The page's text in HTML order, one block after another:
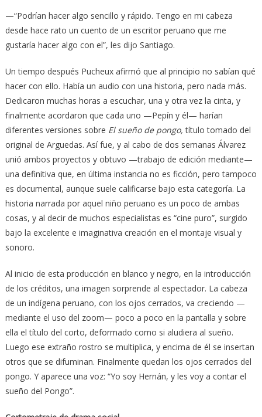
—“Podrían hacer algo sencillo y rápido. Tengo en mi cabeza
desde hace rato un cuento de un escritor peruano que me
gustaría hacer algo con el”, les dijo Santiago.
Un tiempo después Pucheux afirmó que al principio no sabían qué
hacer con ello. Había un audio con una historia, pero nada más.
Dedicaron muchas horas a escuchar, una y otra vez la cinta, y
finalmente acordaron que cada uno —Pepín y él— harían
diferentes versiones sobre El sueño de pongo,título tomado del
original de Arguedas. Así fue, y al cabo de dos semanas Álvarez
unió ambos proyectos y obtuvo —trabajo de edición mediante—
una definitiva que, en última instancia no es ficción, pero tampoco
es documental, aunque suele calificarse bajo esta categoría. La
historia narrada por aquel niño peruano es un poco de ambas
cosas, y al decir de muchos especialistas es “cine puro”, surgido
bajo la excelente e imaginativa creación en el montaje visual y
sonoro.
Al inicio de esta producción en blanco y negro, en la introducción
de los créditos, una imagen sorprende al espectador. La cabeza
de un indígena peruano, con los ojos cerrados, va creciendo —
mediante el uso del zoom— poco a poco en la pantalla y sobre
ella el título del corto, deformado como si aludiera al sueño.
Luego ese extraño rostro se multiplica, y encima de él se insertan
otros que se difuminan. Finalmente quedan los ojos cerrados del
pongo. Y aparece una voz: “Yo soy Hernán, y les voy a contar el
sueño del Pongo”.